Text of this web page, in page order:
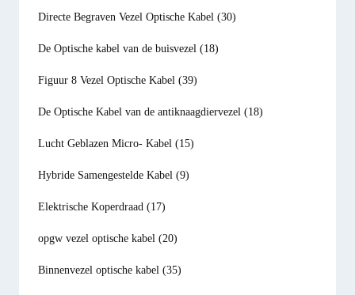
Directe Begraven Vezel Optische Kabel (30)
De Optische kabel van de buisvezel (18)
Figuur 8 Vezel Optische Kabel (39)
De Optische Kabel van de antiknaagdiervezel (18)
Lucht Geblazen Micro- Kabel (15)
Hybride Samengestelde Kabel (9)
Elektrische Koperdraad (17)
opgw vezel optische kabel (20)
Binnenvezel optische kabel (35)